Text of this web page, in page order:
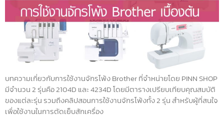
บทความเกี่ยวกับการใช้งานจักรโพ้ง Brother ที่จำหน่ายโดย PINN SHOP
มีจำนวน 2 รุ่นคือ 2104D และ 4234D โดยมีตารางเปรียบเทียบคุณสมบัติ
ของแต่ละรุ่น รวมถึงคลิปสอนการใช้งานจักรโพ้งทั้ง 2 รุ่น สำหรับผู้ที่สนใจ
เพื่อใช้งานในการตัดเย็บสักเครื่อง